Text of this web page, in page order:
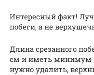
Интересный факт!
побеги, а не
Длина срезанного
см и иметь минимум
нужно удалить,